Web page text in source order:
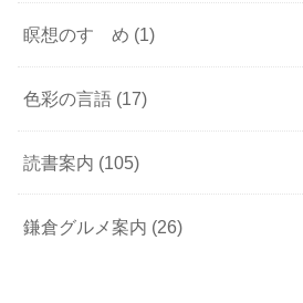
瞑想のすゝめ (1)
色彩の言語 (17)
読書案内 (105)
鎌倉グルメ案内 (26)